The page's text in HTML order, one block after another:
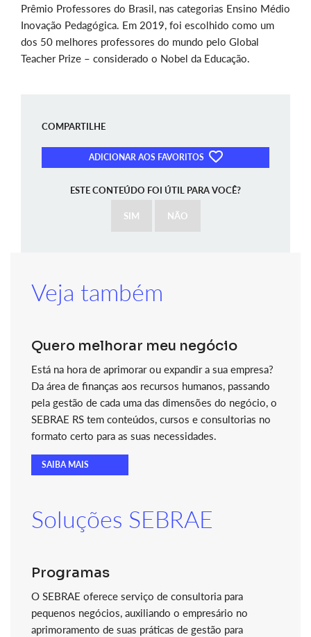
Prêmio Professores do Brasil, nas categorias Ensino Médio
Inovação Pedagógica. Em 2019, foi escolhido como um
dos 50 melhores professores do mundo pelo Global
Teacher Prize – considerado o Nobel da Educação.
COMPARTILHE
ADICIONAR AOS FAVORITOS
ESTE CONTEÚDO FOI ÚTIL PARA VOCÊ?
SIM NÃO
Veja também
Quero melhorar meu negócio
Está na hora de aprimorar ou expandir a sua empresa?
Da área de finanças aos recursos humanos, passando
pela gestão de cada uma das dimensões do negócio, o
SEBRAE RS tem conteúdos, cursos e consultorias no
formato certo para as suas necessidades.
SAIBA MAIS
Soluções SEBRAE
Programas
O SEBRAE oferece serviço de consultoria para
pequenos negócios, auxiliando o empresário no
aprimoramento de suas práticas de gestão para